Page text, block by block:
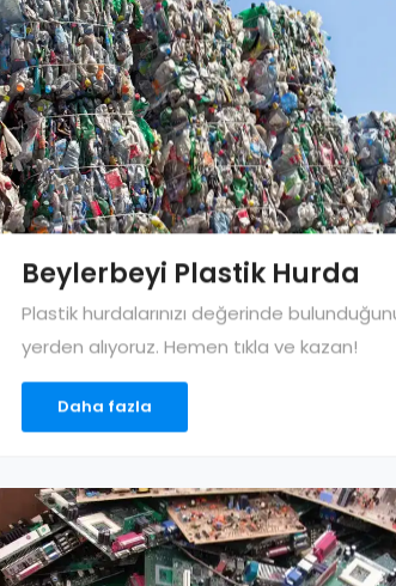
Beylerbeyi Plastik Hurda
Plastik hurdalarınızı değerinde
yerden alıyoruz. Hemen tıkla ve kazan!
Daha fazla